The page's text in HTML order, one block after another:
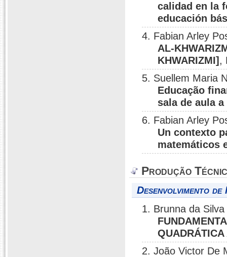
calidad en la
educación
4. Fabian Arley
AL-
KHWARIZMI] ,
5. Suellem Maria
Educação
sala de aula
6. Fabian Arley
Un contexto
matemáticos
Produção
Desenvolvimento
1. Brunna da
2. João Victor De